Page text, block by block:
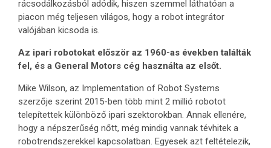
rácsodálkozásból adódik, hiszen szemmel láthatóan a
piacon még teljesen világos, hogy a robot integrátor
valójában kicsoda is.
Az ipari robotokat először az 1960-as években találták
fel, és a General Motors cég használta az elsőt.
Mike Wilson, az Implementation of Robot Systems
szerzője szerint 2015-ben több mint 2 millió robotot
telepítettek különböző ipari szektorokban. Annak ellenére,
hogy a népszerűség nőtt, még mindig vannak tévhitek a
robotrendszerekkel kapcsolatban. Egyesek azt feltételezik,